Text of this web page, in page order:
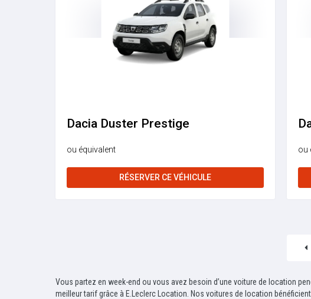
Dacia Duster Prestige
ou équivalent
RÉSERVER CE VÉHICULE
ou
Vous partez en week-end ou vous avez besoin d’une voiture de location
meilleur tarif grâce à E.Leclerc Location. Nos voitures de location